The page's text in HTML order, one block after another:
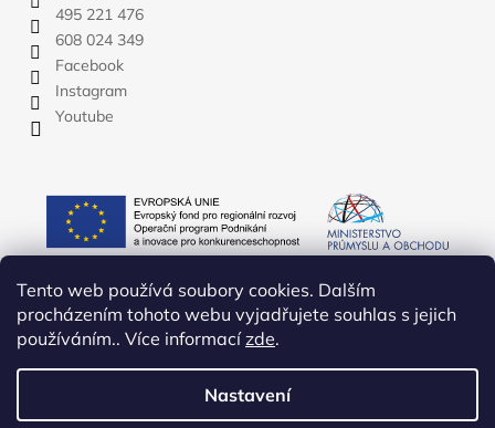
Tento web používá soubory cookies. Dalším
procházením tohoto webu vyjadřujete souhlas s jejich
používáním.. Více informacízde.
Nastavení
495 221 476
608 024 349
Facebook
Instagram
Youtube